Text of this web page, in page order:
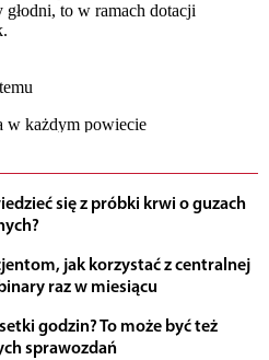
się z próbki krwi o guzach
jak korzystać z centralnej
raz w miesiącu
godzin? To może być też
sprawozdań